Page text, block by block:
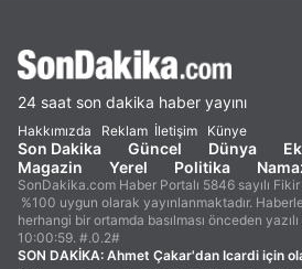
24 saat son dakika haber yayını
Hakkımızda Reklam İletişim Künye
Son Dakika Güncel Dünya
Magazin
Yerel Politika
SonDakika.com Haber Portalı 5846 sayılı
%100 uygun olarak yayınlanmaktadır.
herhangi bir ortamda basılması önceden
10:00:59. #.0.2#
SON DAKİKA: Ahmet Çakar'dan Icardi için